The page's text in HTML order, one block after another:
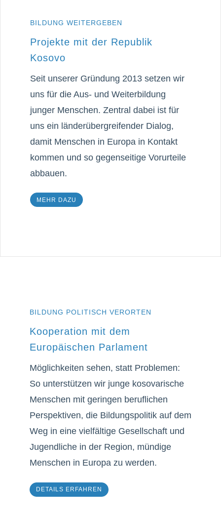
BILDUNG WEITERGEBEN
Projekte mit der Republik
Kosovo
Seit unserer Gründung 2013 setzen wir
uns für die Aus- und Weiterbildung
junger Menschen. Zentral dabei ist für
uns ein länderübergreifender Dialog,
damit Menschen in Europa in Kontakt
kommen und so gegenseitige Vorurteile
abbauen.
MEHR DAZU
BILDUNG POLITISCH VERORTEN
Kooperation mit dem
Europäischen Parlament
Möglichkeiten sehen, statt Problemen:
So unterstützen wir junge kosovarische
Menschen mit geringen beruflichen
Perspektiven, die Bildungspolitik auf dem
Weg in eine vielfältige Gesellschaft und
Jugendliche in der Region, mündige
Menschen in Europa zu werden.
DETAILS ERFAHREN